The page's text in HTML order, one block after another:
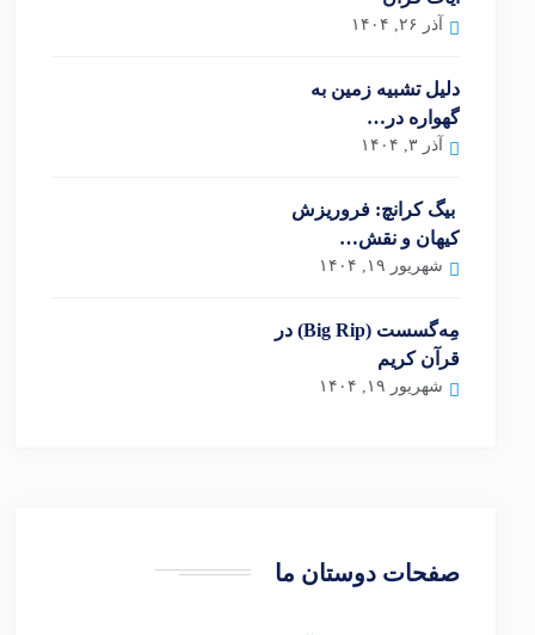
آذر ۲۶, ۱۴۰۴
دلیل تشبیه زمین به
گهواره در…
آذر ۳, ۱۴۰۴
بیگ کرانچ: فروریزش
کیهان و نقش…
شهریور ۱۹, ۱۴۰۴
مِه‌گسست (Big Rip) در
قرآن کریم
شهریور ۱۹, ۱۴۰۴
صفحات دوستان ما